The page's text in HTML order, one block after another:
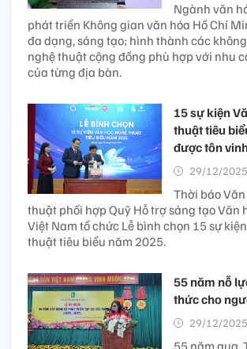
Ngành văn
phát triển Không gian văn hóa Hồ Chí
đa dạng, sáng tạo; hình thành các
nghệ thuật cộng đồng phù hợp với nhu
của từng địa bàn.
15 sự kiện
thuật tiêu
được tôn
29/12/2025
Thời báo
thuật phối hợp Quỹ Hỗ trợ sáng tạo Văn
Việt Nam tổ chức Lễ bình chọn 15 sự
thuật tiêu biểu năm 2025.
55 năm nỗ
thức cho
29/12/2025